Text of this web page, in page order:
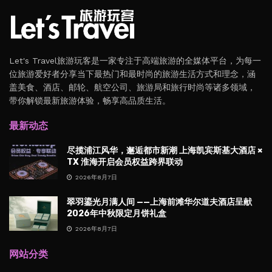
Let's Travel旅游玩客是一家专注于高端旅游的全媒体平台，为每一
位旅游爱好者分享当下最热门和最时尚的旅游生活方式和理念，涵
盖美食、酒店、邮轮、航空公司、旅游局和旅行时尚等诸多领域，
带你解锁最新旅游体验，畅享高品质生活。
最新动态
尽揽浦江风华，邂逅都市新潮 上海凯宾斯基大酒店 ×
TX 淮海开启会员权益跨界联动
2026年8月7日
翠羽鎏光月满人间 ——上海前滩华尔道夫酒店呈献
2026年中秋限定月饼礼盒
2026年8月7日
网站分类